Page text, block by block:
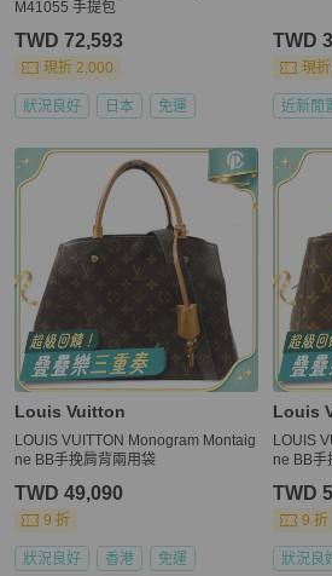
M41055 手提包
TWD 72,593
現折 2,000
狀況良好 日本 免運
TWD
現
近新閒
Louis Vuitton
LOUIS VUITTON Monogram Montaig
ne BB手挽肩背兩用袋
TWD 49,090
9 折
狀況良好 香港 免運
Louis
LOUIS
ne BB手
TWD
9 折
狀況良